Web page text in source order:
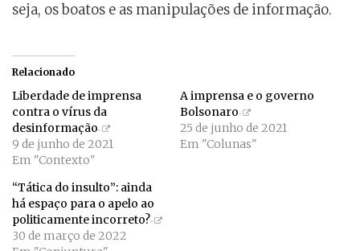
seja, os boatos e as manipulações de informação.
Relacionado
Liberdade de imprensa
contra o vírus da
desinformação
9 de junho de 2021
Em "Contexto"
A imprensa e o governo
Bolsonaro
25 de junho de 2021
Em "Colunas"
“Tática do insulto”: ainda
há espaço para o apelo ao
politicamente incorreto?
30 de março de 2022